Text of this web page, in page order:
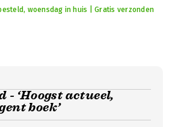
woensdag in huis | Gratis verzonden
‘Hoogst actueel,
boek’